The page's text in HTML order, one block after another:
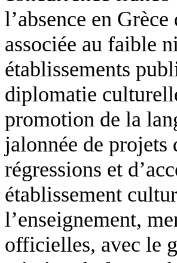
l’absence en
associée au faible
établissements
diplomatie
promotion de la
jalonnée de projets
régressions et
établissement
l’enseignement,
officielles, avec le